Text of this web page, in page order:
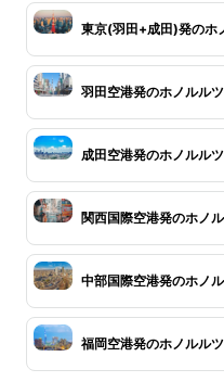
東京(羽田+成田)発のホ
羽田空港発のホノルル
成田空港発のホノルル
関西国際空港発のホノ
中部国際空港発のホノ
福岡空港発のホノルル